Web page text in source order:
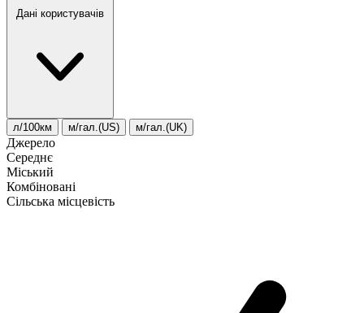
Дані користувачів
л/100км м/гал.(US) м/гал.(UK)
Джерело
Середнє
Міський
Комбіновані
Сільська місцевість